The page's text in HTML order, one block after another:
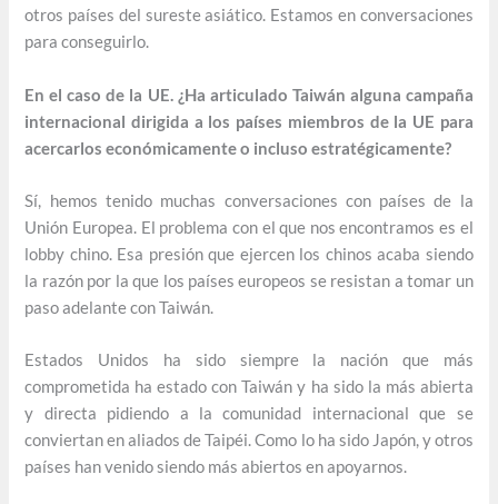
otros países del sureste asiático. Estamos en conversaciones
para conseguirlo.
En el caso de la UE. ¿Ha articulado Taiwán alguna campaña
internacional dirigida a los países miembros de la UE para
acercarlos económicamente o incluso estratégicamente?
Sí, hemos tenido muchas conversaciones con países de la
Unión Europea. El problema con el que nos encontramos es el
lobby chino. Esa presión que ejercen los chinos acaba siendo
la razón por la que los países europeos se resistan a tomar un
paso adelante con Taiwán.
Estados Unidos ha sido siempre la nación que más
comprometida ha estado con Taiwán y ha sido la más abierta
y directa pidiendo a la comunidad internacional que se
conviertan en aliados de Taipéi. Como lo ha sido Japón, y otros
países han venido siendo más abiertos en apoyarnos.